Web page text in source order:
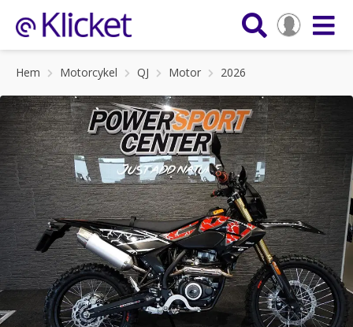
Hem Motorcykel QJ Motor 2026